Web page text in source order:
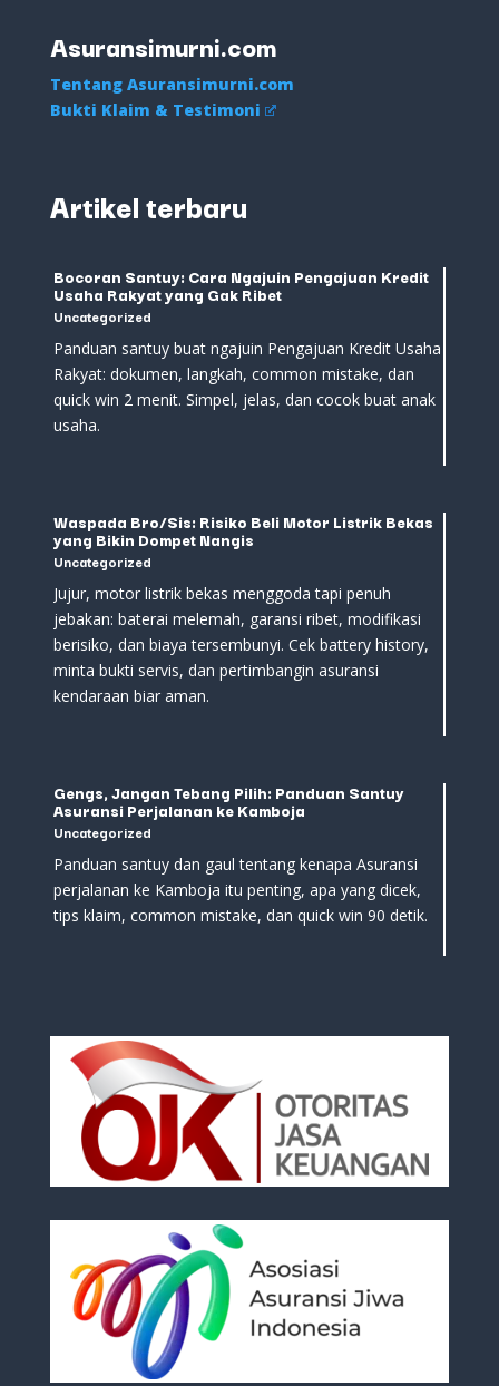
Asuransimurni.com
Tentang Asuransimurni.com
Bukti Klaim & Testimoni
Artikel terbaru
Bocoran Santuy: Cara Ngajuin Pengajuan Kredit
Usaha Rakyat yang Gak Ribet
Uncategorized
Panduan santuy buat ngajuin Pengajuan Kredit Usaha
Rakyat: dokumen, langkah, common mistake, dan
quick win 2 menit. Simpel, jelas, dan cocok buat anak
usaha.
Waspada Bro/Sis: Risiko Beli Motor Listrik Bekas
yang Bikin Dompet Nangis
Uncategorized
Jujur, motor listrik bekas menggoda tapi penuh
jebakan: baterai melemah, garansi ribet, modifikasi
berisiko, dan biaya tersembunyi. Cek battery history,
minta bukti servis, dan pertimbangin asuransi
kendaraan biar aman.
Gengs, Jangan Tebang Pilih: Panduan Santuy
Asuransi Perjalanan ke Kamboja
Uncategorized
Panduan santuy dan gaul tentang kenapa Asuransi
perjalanan ke Kamboja itu penting, apa yang dicek,
tips klaim, common mistake, dan quick win 90 detik.